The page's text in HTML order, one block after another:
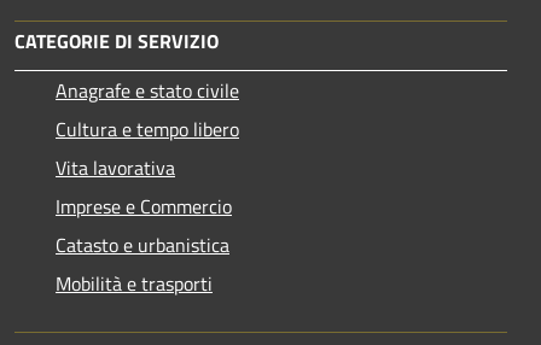
CATEGORIE DI SERVIZIO
Anagrafe e stato civile
Cultura e tempo libero
Vita lavorativa
Imprese e Commercio
Catasto e urbanistica
Mobilità e trasporti